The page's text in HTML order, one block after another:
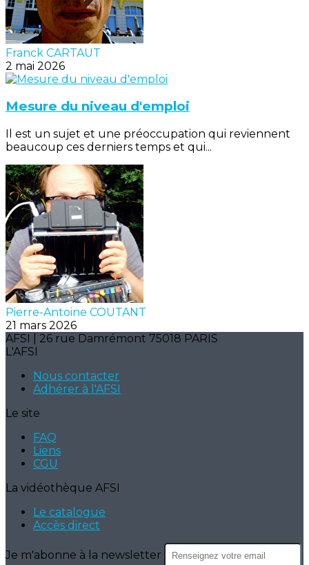
Franck CARTAUT
2 mai 2026
Mesure du niveau d'emploi
Il est un sujet et une préoccupation qui reviennent
beaucoup ces derniers temps et qui...
Pierre-Antoine COUTANT
21 mars 2026
AFSI | 26 rue Damrémont 75018 PARIS
L'AFSI
Nous contacter
Adhérer à l'AFSI
Le site
FAQ
Liens
CGU
La vidéothèque AFSI
Le catalogue
Accès direct
Je m'abonne à la newsletter